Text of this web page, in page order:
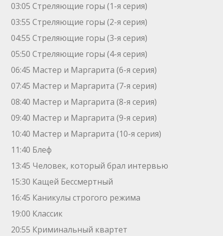
03:05 Стреляющие горы (1-я серия)
03:55 Стреляющие горы (2-я серия)
04:55 Стреляющие горы (3-я серия)
05:50 Стреляющие горы (4-я серия)
06:45 Мастер и Маргарита (6-я серия)
07:45 Мастер и Маргарита (7-я серия)
08:40 Мастер и Маргарита (8-я серия)
09:40 Мастер и Маргарита (9-я серия)
10:40 Мастер и Маргарита (10-я серия)
11:40 Блеф
13:45 Человек, который брал интервью
15:30 Кащей Бессмертный
16:45 Каникулы строгого режима
19:00 Классик
20:55 Криминальный квартет